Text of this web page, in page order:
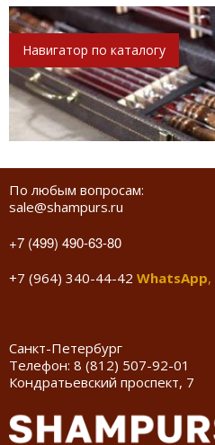
Навигатор по каталогу
По любым вопросам:
sale@shampurs.ru
+7 (499) 490-63-80
+7 (964) 340-44-42 WhatsApp,
Санкт-Петербург
Телефон: 8 (812) 507-92-01
Кондратьевский проспект, 7